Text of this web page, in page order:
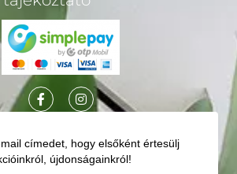
címedet, hogy elsőként értesülj
újdonságainkról!